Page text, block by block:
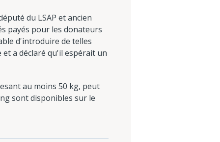
du LSAP et ancien
payés pour les donateurs
d'introduire de telles
a déclaré qu'il espérait un
au moins 50 kg, peut
sont disponibles sur le